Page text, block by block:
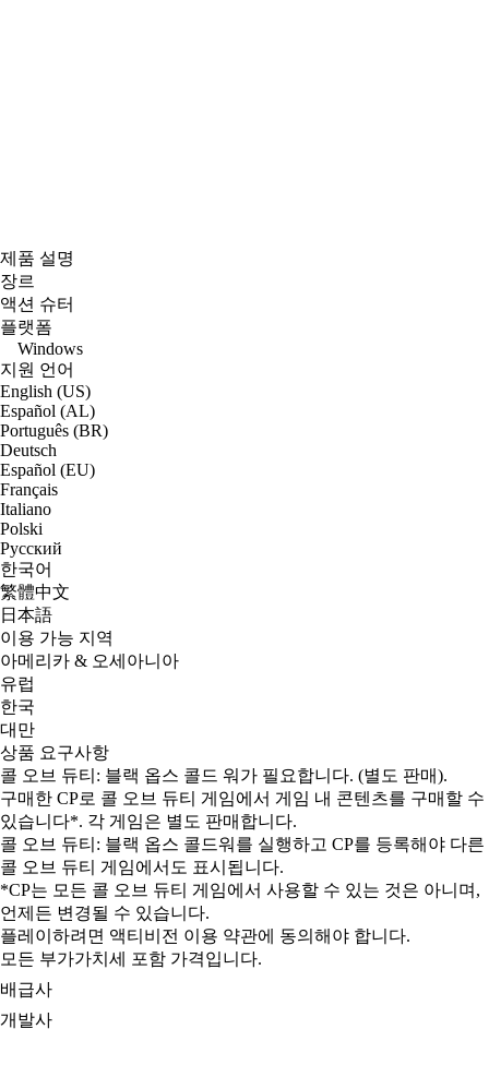
제품 설명
장르
액션 슈터
플랫폼
Windows
지원 언어
English (US)
Español (AL)
Português (BR)
Deutsch
Español (EU)
Français
Italiano
Polski
Русский
한국어
繁體中文
日本語
이용 가능 지역
아메리카 & 오세아니아
유럽
한국
대만
상품 요구사항
콜 오브 듀티: 블랙 옵스 콜드 워가 필요합니다. (별도 판매).
구매한 CP로 콜 오브 듀티 게임에서 게임 내 콘텐츠를 구매할 수
있습니다*. 각 게임은 별도 판매합니다.
콜 오브 듀티: 블랙 옵스 콜드워를 실행하고 CP를 등록해야 다른
콜 오브 듀티 게임에서도 표시됩니다.
*CP는 모든 콜 오브 듀티 게임에서 사용할 수 있는 것은 아니며,
언제든 변경될 수 있습니다.
플레이하려면 액티비전 이용 약관에 동의해야 합니다.
모든 부가가치세 포함 가격입니다.
배급사
개발사